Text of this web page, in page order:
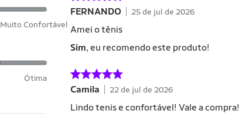
Muito Confortável
Ótima
FERNANDO 25 de jul de 2026
Amei o tênis
Sim, eu recomendo este produto!
Camila 22 de jul de 2026
Lindo tenis e confortável! Vale a compra!